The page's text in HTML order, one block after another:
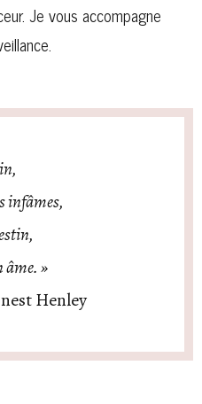
Je vous accompagne
infâmes,
âme. »
Henley